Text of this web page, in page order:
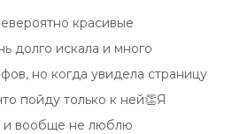
красивые
долго искала и много
но когда увидела страницу
пойду только к ней👏Я
и вообще не люблю